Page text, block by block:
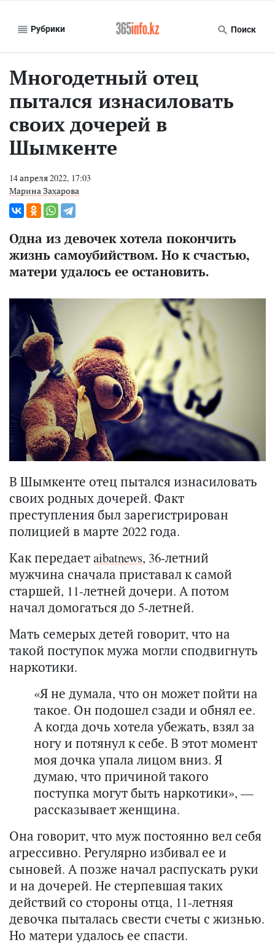
Рубрики Поиск
Многодетный отец
пытался изнасиловать
своих дочерей в
Шымкенте
14 апреля 2022, 17:03
Марина Захарова
Одна из девочек хотела покончить
жизнь самоубийством. Но к счастью,
матери удалось ее остановить.
В Шымкенте отец пытался изнасиловать
своих родных дочерей. Факт
преступления был зарегистрирован
полицией в марте 2022 года.
Как передаетaibatnews, 36-летний
мужчина сначала приставал к самой
старшей, 11-летней дочери. А потом
начал домогаться до 5-летней.
Мать семерых детей говорит, что на
такой поступок мужа могли сподвигнуть
наркотики.
«Я не думала, что он может пойти на
такое. Он подошел сзади и обнял ее.
А когда дочь хотела убежать, взял за
ногу и потянул к себе. В этот момент
моя дочка упала лицом вниз. Я
думаю, что причиной такого
поступка могут быть наркотики», —
рассказывает женщина.
Она говорит, что муж постоянно вел себя
агрессивно. Регулярно избивал ее и
сыновей. А позже начал распускать руки
и на дочерей. Не стерпевшая таких
действий со стороны отца, 11-летняя
девочка пыталась свести счеты с жизнью.
Но матери удалось ее спасти.